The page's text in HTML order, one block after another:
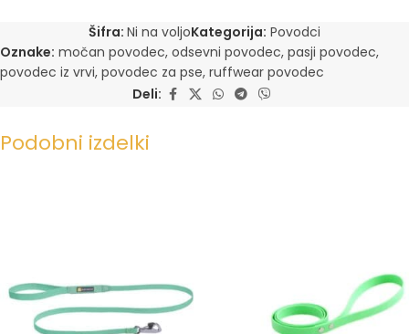
Šifra: Ni na voljoKategorija: Povodci
Oznake: močan povodec, odsevni povodec, pasji povodec,
povodec iz vrvi, povodec za pse, ruffwear povodec
Deli:
Podobni izdelki